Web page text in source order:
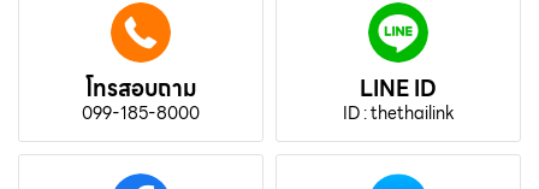
โทรสอบถาม
099-185-8000
LINE ID
ID : thethailink